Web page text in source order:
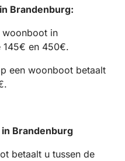
Brandenburg:
woonboot in
145€ en 450€.
een woonboot betaalt
Brandenburg
betaalt u tussen de